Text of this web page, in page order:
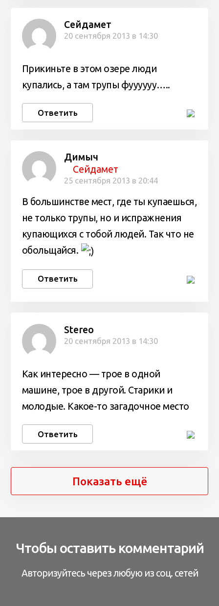
Сейдамет
20 сентября 2013 в 14:30
Прикиньте в этом озере люди
купались, а там трупы фуууууу…..
Ответить
Димыч
Сейдамет
25 сентября 2013 в 20:44
В большинстве мест, где ты купаешься,
не только трупы, но и испражнения
купающихся с тобой людей. Так что не
обольщайся.
Ответить
Stereo
20 сентября 2013 в 14:30
Как интересно — трое в одной
машине, трое в другой. Старики и
молодые. Какое-то загадочное место
Ответить
Показать ещё
Чтобы оставить комментарий
Авторизуйтесь через любую из соц. сетей